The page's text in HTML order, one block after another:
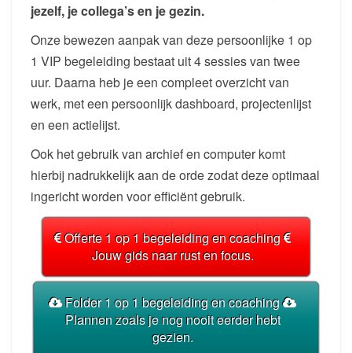
jezelf, je collega’s en je gezin.
Onze bewezen aanpak van deze persoonlijke 1 op
1 VIP begeleiding bestaat uit 4 sessies van twee
uur. Daarna heb je een compleet overzicht van
werk, met een persoonlijk dashboard, projectenlijst
en een actielijst.
Ook het gebruik van archief en computer komt
hierbij nadrukkelijk aan de orde zodat deze optimaal
ingericht worden voor efficiënt gebruik.
Offerte 1 op 1 begeleiding en coaching
Jouw gids naar rust en focus.
Folder 1 op 1 begeleiding en coaching
Plannen zoals je nog nooit eerder hebt
gezien.